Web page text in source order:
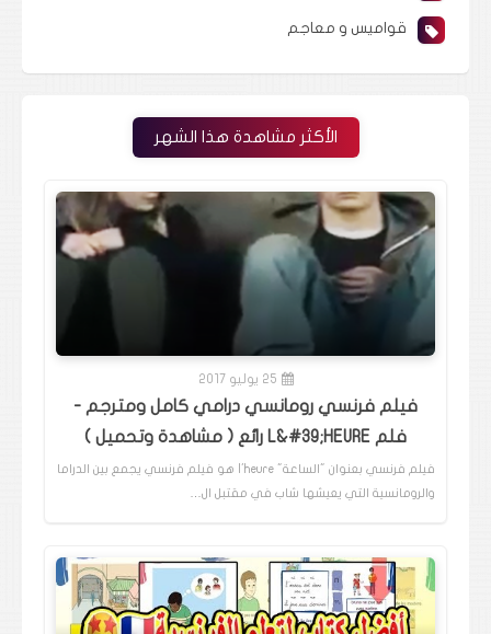
قواميس و معاجم
الأكثر مشاهدة هذا الشهر
25 يوليو 2017
فيلم فرنسي رومانسي درامي كامل ومترجم -
فلم L&#39;HEURE رائع ( مشاهدة وتحميل )
فيلم فرنسي بعنوان "الساعة" l'heure هو فيلم فرنسي يجمع بين الدراما
والرومانسية التي يعيشها شاب في مقتبل ال…